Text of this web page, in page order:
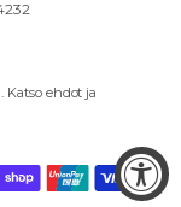
Katso ehdot ja